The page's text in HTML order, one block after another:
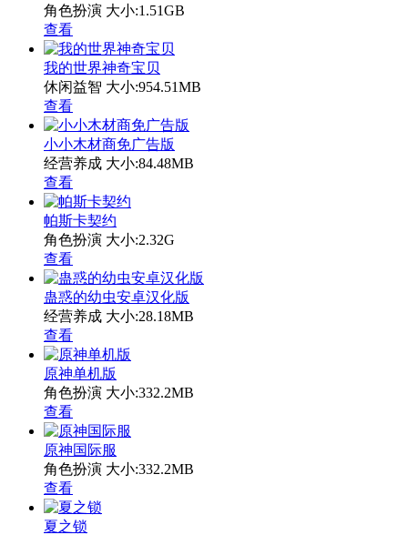
角色扮演 大小:1.51GB
查看
我的世界神奇宝贝
休闲益智 大小:954.51MB
查看
小小木材商免广告版
经营养成 大小:84.48MB
查看
帕斯卡契约
角色扮演 大小:2.32G
查看
蛊惑的幼虫安卓汉化版
经营养成 大小:28.18MB
查看
原神单机版
角色扮演 大小:332.2MB
查看
原神国际服
角色扮演 大小:332.2MB
查看
夏之锁